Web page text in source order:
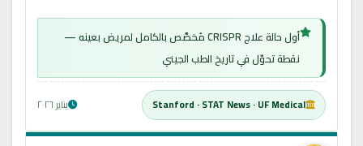
أول حالة علاج CRISPR مُخصَّص بالكامل لمريض بعينه —
نقطة تحوّل في تاريخ الطب الجيني
Stanford · STAT News · UF Medical يناير ٢٠٢٦